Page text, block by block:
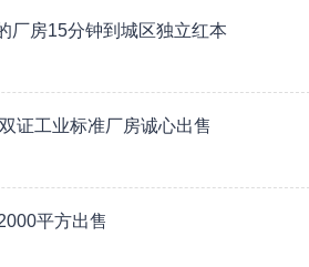
厂房15分钟到城区独立红本
证工业标准厂房诚心出售
平方出售